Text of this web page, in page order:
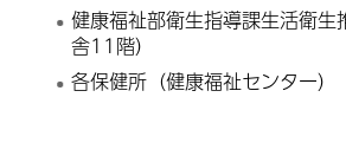
健康福祉部衛生指導課生活衛生
舎11階）
各保健所（健康福祉センター）